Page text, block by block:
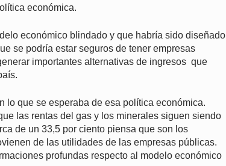
económica.
económico blindado y que habría sido diseñado
se podría estar seguros de tener empresas
importantes alternativas de ingresos que
lo que se esperaba de esa política económica.
las rentas del gas y los minerales siguen siendo
de un 33,5 por ciento piensa que son los
de las utilidades de las empresas públicas.
profundas respecto al modelo económico